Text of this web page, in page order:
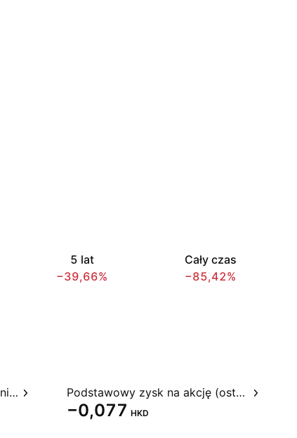
5 lat
−39,66%
Cały czas
−85,42%
Stosunek ceny do zysku, ostatnie 12 miesięcy Podstawowy zysk na akcję (ostatnie 12 miesięcy)
−0,077 HKD